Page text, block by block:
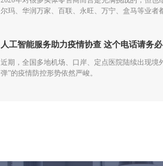
尔玛、华润万家、百联、永旺、万宁、盒马等业
人工智能服务助力疫情协查 这个电话请务
近期，全国多地机场、口岸、定点医院陆续出现
弹”的疫情防控形势依然严峻。